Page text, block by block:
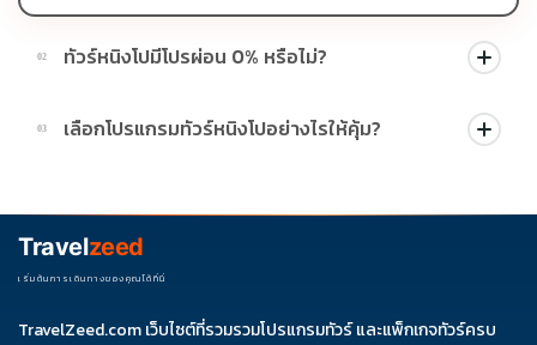
02 ทัวร์หนิงโปมีโปรผ่อน 0% หรือไม่?
บางโปรแกรมมีโปรผ่อน 0% หรือโปรโมชั่นบัตรเครดิตตามเงื่อนไขที่
บริษัทกำหนด สามารถดูสัญลักษณ์โปรโมชั่นในรายการทัวร์แต่ละ
03 เลือกโปรแกรมทัวร์หนิงโปอย่างไรให้คุ้ม?
ช่วงราคา ไม่ควรเทียบจากราคาต่ำสุดเพียงอย่างเดียว
Travelzeed
เริ่มต้นการเดินทางของคุณได้ที่นี่
TravelZeed.com เว็บไซต์ที่รวมรวมโปรแกรมทัวร์ และแพ็กเกจทัวร์ครบ